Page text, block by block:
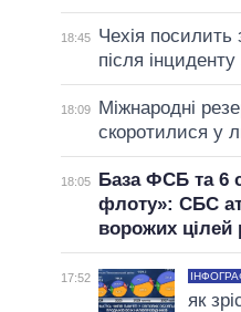
18:45
Чехія посилить
після
18:09
Міжнародні
скоротилися у
18:05
База ФСБ та 6
флоту»: СБС
ворожих цілей
17:52
як